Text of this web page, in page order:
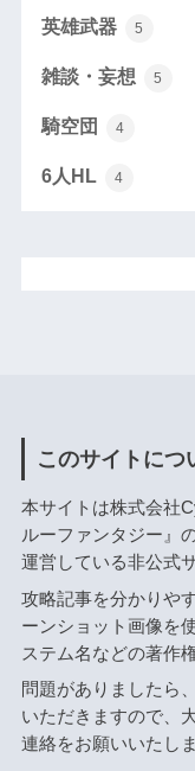
英雄武器 5
雑談・妄想 5
騎空団 4
6人HL 4
このサイトにつ
本サイトは株式会社
ルーファンタジー』
運営している非公式
攻略記事を分かりや
ーンショット画像を
ステム名などの著作
問題がありましたら
いただきますので、
連絡をお願いいたしま